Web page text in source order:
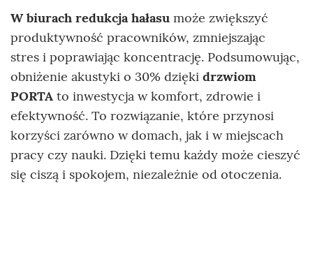
W biurach redukcja hałasu może zwiększyć
produktywność pracowników, zmniejszając
stres i poprawiając koncentrację. Podsumowując,
obniżenie akustyki o 30% dzięki drzwiom
PORTA to inwestycja w komfort, zdrowie i
efektywność. To rozwiązanie, które przynosi
korzyści zarówno w domach, jak i w miejscach
pracy czy nauki. Dzięki temu każdy może cieszyć
się ciszą i spokojem, niezależnie od otoczenia.